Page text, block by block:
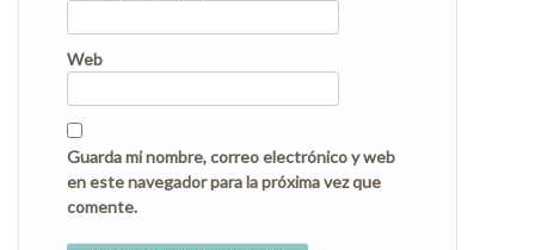
Web
Guarda mi nombre, correo electrónico y web
en este navegador para la próxima vez que
comente.